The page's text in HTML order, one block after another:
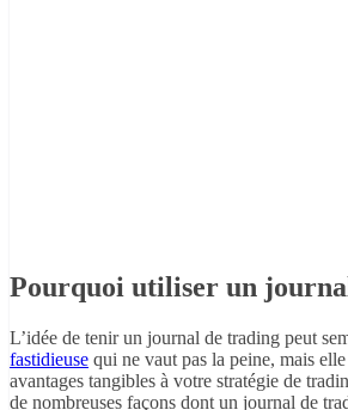
Pourquoi utiliser un
L’idée de tenir un journal de trading peut
fastidieuse qui ne vaut pas la peine, mais
avantages tangibles à votre stratégie de
de nombreuses façons dont un journal de